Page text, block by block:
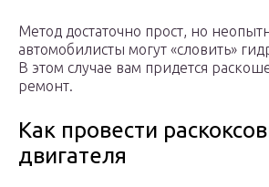
Метод достаточно прост, но
автомобилисты могут «словить»
В этом случае вам придется
ремонт.
Как провести
двигателя